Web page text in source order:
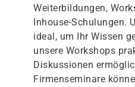
Weiterbildungen,
Inhouse-Schulungen.
ideal, um Ihr Wissen
unsere Workshops
Diskussionen
Firmenseminare